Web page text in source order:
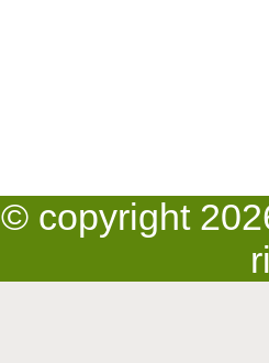
© copyright